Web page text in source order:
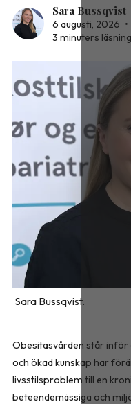
Sara Bussqvist
6 augusti, 2026 •
3 minuters läsning
Sara Bussqvist.
Obesitasvården står inför
och ökad kunskap har
livsstilsproblem till en
beteendemässiga och